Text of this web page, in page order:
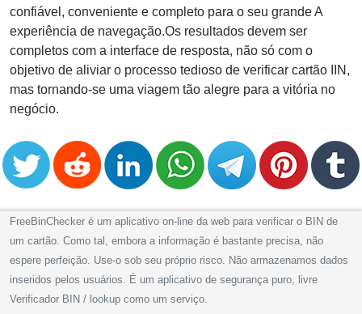
confiável, conveniente e completo para o seu grande A
experiência de navegação.Os resultados devem ser
completos com a interface de resposta, não só com o
objetivo de aliviar o processo tedioso de verificar cartão IIN,
mas tornando-se uma viagem tão alegre para a vitória no
negócio.
FreeBinChecker é um aplicativo on-line da web para verificar o BIN de
um cartão. Como tal, embora a informação é bastante precisa, não
espere perfeição. Use-o sob seu próprio risco. Não armazenamos dados
inseridos pelos usuários. É um aplicativo de segurança puro, livre
Verificador BIN / lookup como um serviço.